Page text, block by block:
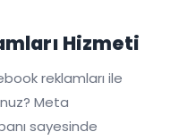
Hizmeti
reklamları ile
Meta
sayesinde